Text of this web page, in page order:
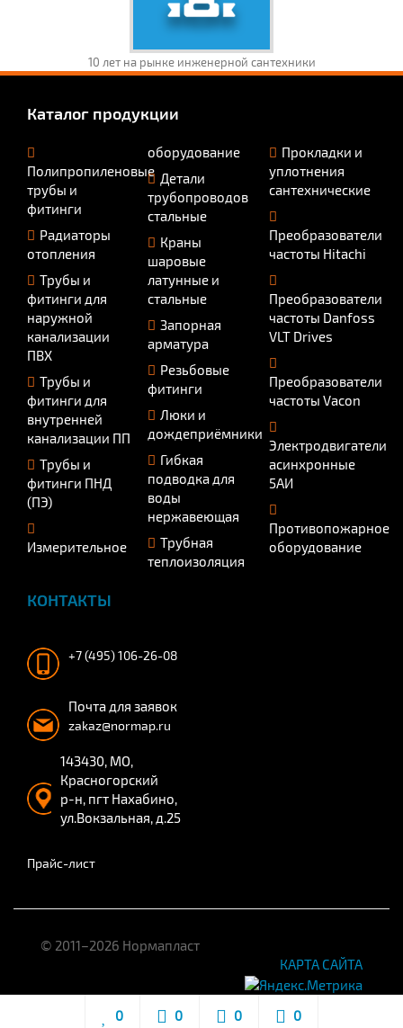
10 лет на рынке инженерной сантехники
Каталог продукции
Полипропиленовые
трубы и
фитинги
Радиаторы
отопления
Трубы и
фитинги для
наружной
канализации
ПВХ
Трубы и
фитинги для
внутренней
канализации ПП
Трубы и
фитинги ПНД
(ПЭ)
Измерительное
оборудование
Детали
трубопроводов
стальные
Краны
шаровые
латунные и
стальные
Запорная
арматура
Резьбовые
фитинги
Люки и
дождеприёмники
Гибкая
подводка для
воды
нержавеющая
Трубная
теплоизоляция
Прокладки и
уплотнения
сантехнические
Преобразователи
частоты Hitachi
Преобразователи
частоты Danfoss
VLT Drives
Преобразователи
частоты Vacon
Электродвигатели
асинхронные
5АИ
Противопожарное
оборудование
КОНТАКТЫ
+7 (495) 106-26-08
Почта для заявок
zakaz@normap.ru
143430, МО,
Красногорский
р-н, пгт Нахабино,
ул.Вокзальная, д.25
Прайс-лист
© 2011–2026 Нормапласт
КАРТА САЙТА
0 0 0 0